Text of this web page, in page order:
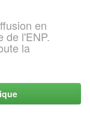
en
de l'ENP.
la